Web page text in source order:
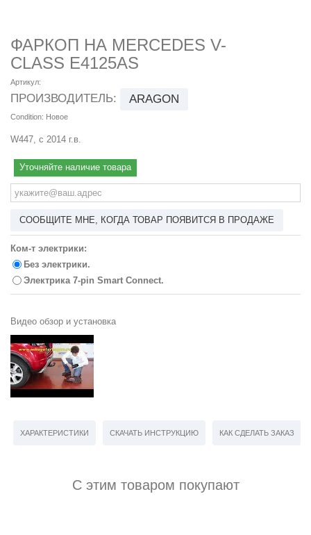
ФАРКОП НА MERCEDES V-
CLASS E4125AS
Артикул:
ПРОИЗВОДИТЕЛЬ: ARAGON
Condition: Новое
W447, с 2014 г.в.
Уточняйте наличие товара
СООБЩИТЕ МНЕ, КОГДА ТОВАР ПОЯВИТСЯ В ПРОДАЖЕ
Ком-т электрики:
Без электрики.
Электрика 7-pin Smart Connect.
Видео обзор и установка
ХАРАКТЕРИСТИКИ СКАЧАТЬ ИНСТРУКЦИЮ КАК СДЕЛАТЬ ЗАКАЗ
С этим товаром покупают